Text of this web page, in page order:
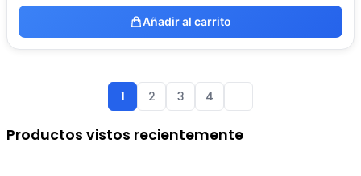
Añadir al carrito
1 2 3 4
Productos vistos recientemente